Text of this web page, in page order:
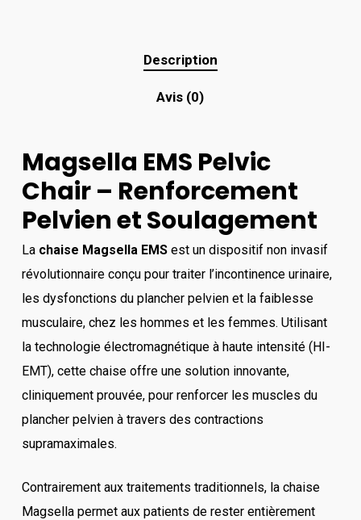
Description
Avis (0)
Magsella EMS Pelvic
Chair – Renforcement
Pelvien et Soulagement
La chaise Magsella EMSest un dispositif non invasif
révolutionnaire conçu pour traiter l’incontinence urinaire,
les dysfonctions du plancher pelvien et la faiblesse
musculaire, chez les hommes et les femmes. Utilisant
la technologie électromagnétique à haute intensité (HI-
EMT), cette chaise offre une solution innovante,
cliniquement prouvée, pour renforcer les muscles du
plancher pelvien à travers des contractions
supramaximales.
Contrairement aux traitements traditionnels, la chaise
Magsella permet aux patients de rester entièrement